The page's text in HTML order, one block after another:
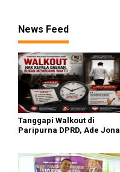
News Feed
Tanggapi Walkout di
Paripurna DPRD, Ade Jona